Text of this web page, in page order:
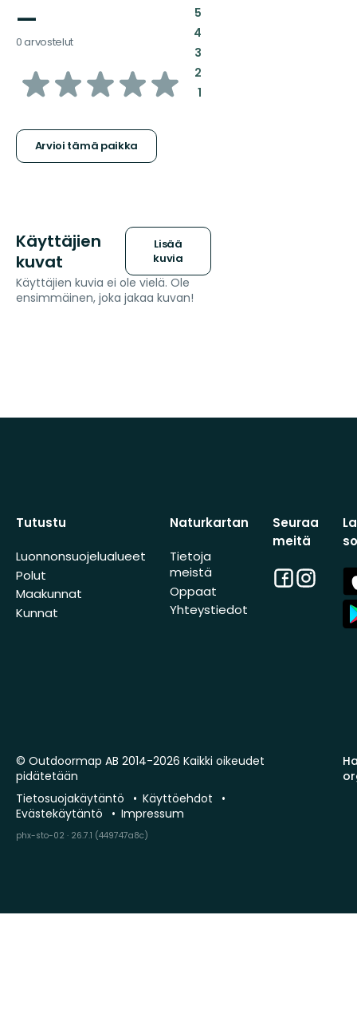
—
0 arvostelut
/5
Arvioi tämä paikka
5:
4:
3:
2:
1:
Käyttäjien
kuvat
Lisää
kuvia
Käyttäjien kuvia ei ole vielä. Ole
ensimmäinen, joka jakaa kuvan!
Tutustu
Luonnonsuojelualueet
Polut
Maakunnat
Kunnat
Naturkartan
Tietoja
meistä
Oppaat
Yhteystiedot
Seuraa
meitä
Facebook
© Outdoormap AB 2014-2026 Kaikki oikeudet
pidätetään
Tietosuojakäytäntö
Käyttöehdot
Evästekäytäntö
Impressum
phx-sto-02 · 26.7.1 (449747a8c)